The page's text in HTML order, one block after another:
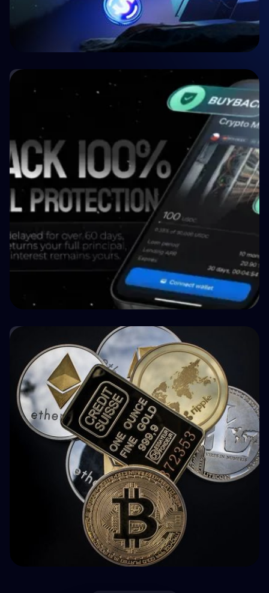
Crypto P2P Lending vs. Traditional P2P
Lending: A 2026 Comparison
How BuyBack Protection Works in P2P
Lending (and What It Doesn't Do)